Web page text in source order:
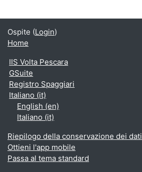
Ospite (Login)
Home
IIS Volta Pescara
GSuite
Registro Spaggiari
Italiano ‎(it)‎
English ‎(en)‎
Italiano ‎(it)‎
Riepilogo della conservazione dei dati
Ottieni l'app mobile
Passa al tema standard